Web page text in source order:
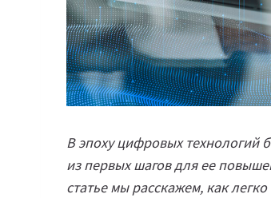
В эпоху цифровых технологий
из первых шагов для ее
статье мы расскажем, как